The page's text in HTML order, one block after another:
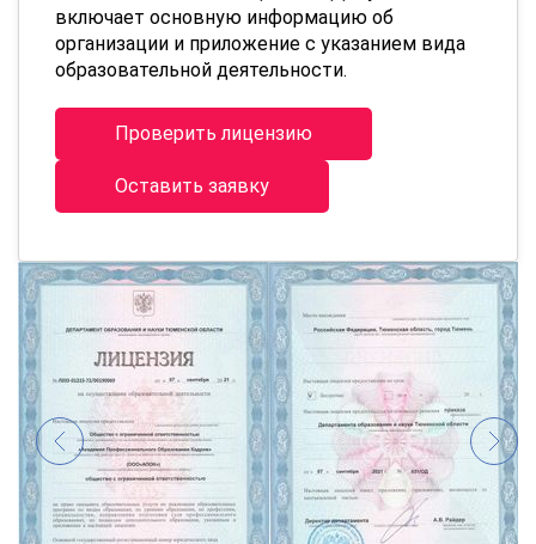
включает основную информацию об
организации и приложение с указанием вида
образовательной деятельности.
Проверить лицензию
Оставить заявку